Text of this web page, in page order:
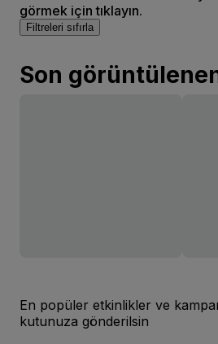
görmek için tıklayın.
Filtreleri sıfırla
Son
En popüler etkinlikler ve
kutunuza gönderilsin